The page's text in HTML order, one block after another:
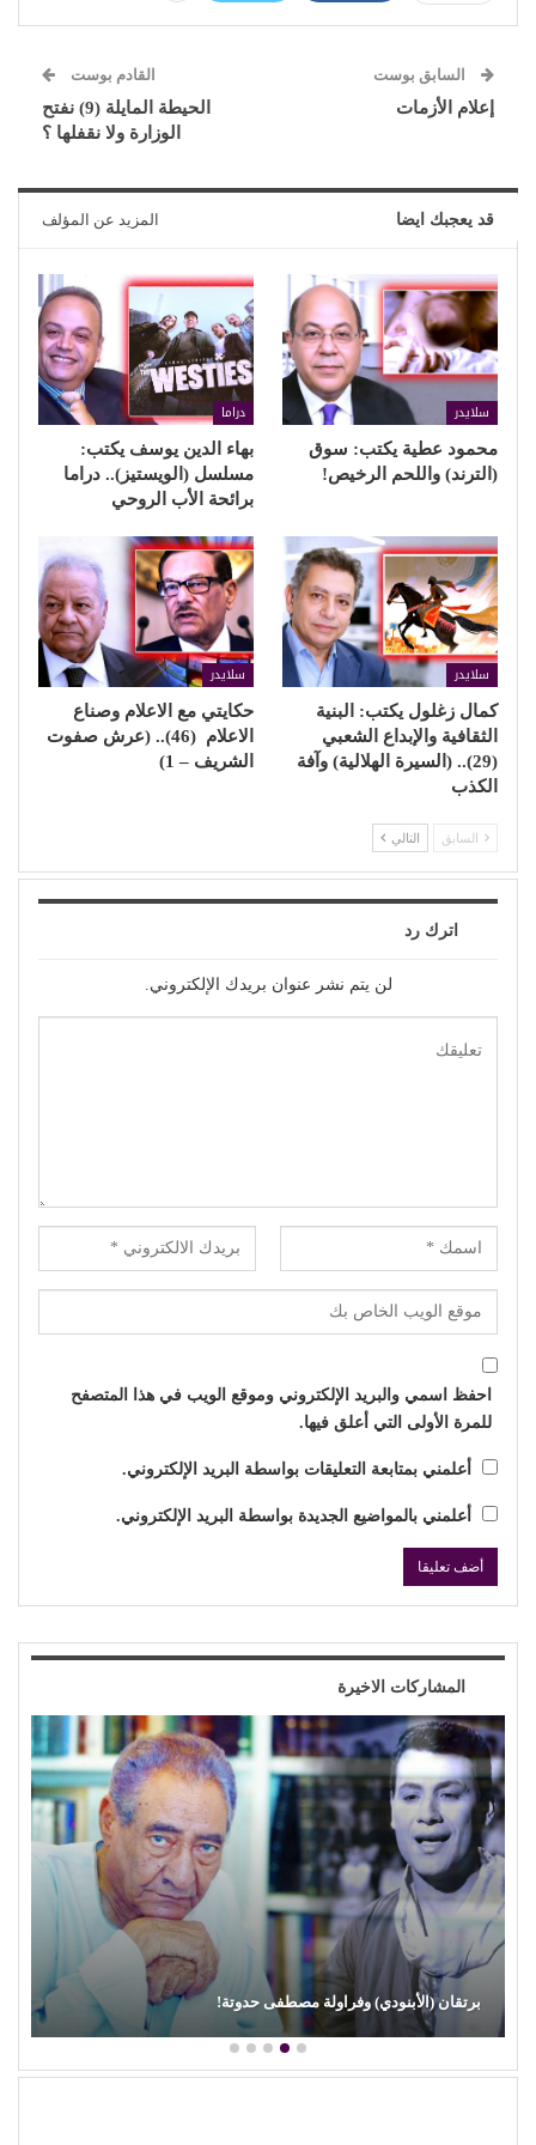
السابق بوست
إعلام الأزمات
القادم بوست
الحيطة المايلة (9) نفتح
الوزارة ولا نقفلها ؟
قد يعجبك ايضا المزيد عن المؤلف
سلايدر
محمود عطية يكتب: سوق
(الترند) واللحم الرخيص!
دراما
بهاء الدين يوسف يكتب:
مسلسل (الويستيز).. دراما
برائحة الأب الروحي
سلايدر
كمال زغلول يكتب: البنية
الثقافية والإبداع الشعبي
(29).. (السيرة الهلالية) وآفة
الكذب
سلايدر
حكايتي مع الاعلام وصناع
الاعلام (46).. (عرش صفوت
الشريف – 1)
السابق التالي
اترك رد
لن يتم نشر عنوان بريدك الإلكتروني.
احفظ اسمي والبريد الإلكتروني وموقع الويب في هذا المتصفح
للمرة الأولى التي أعلق فيها.
أعلمني بمتابعة التعليقات بواسطة البريد الإلكتروني.
أعلمني بالمواضيع الجديدة بواسطة البريد الإلكتروني.
المشاركات الاخيرة
برتقان (الأبنودي) وفراولة مصطفى حدوتة!